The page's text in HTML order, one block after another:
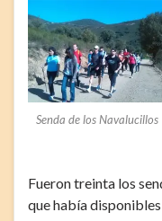
Senda de los Navalucillos
Fueron treinta los
que había